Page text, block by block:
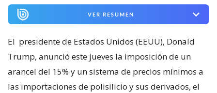
VER RESUMEN
El presidente de Estados Unidos (EEUU), Donald
Trump, anunció este jueves la imposición de un
arancel del 15% y un sistema de precios mínimos a
las importaciones de polisilicio y sus derivados, el